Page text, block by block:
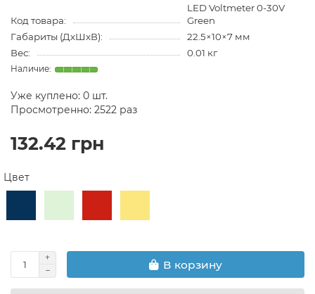
Код товара:
LED Voltmeter 0-30V
Green
Габариты (ДхШхВ):
22.5×10×7 мм
Вес:
0.01 кг
Уже куплено: 0 шт.
Просмотренно: 2522 раз
132.42 грн
Цвет
В корзину